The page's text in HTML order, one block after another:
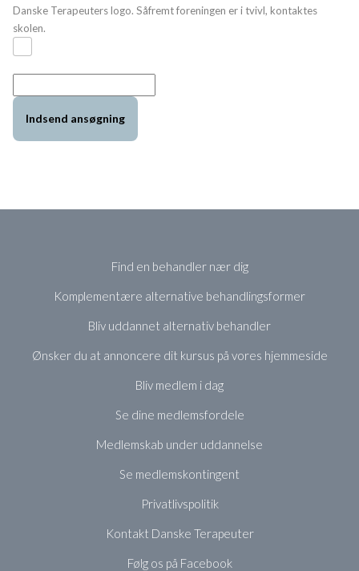
Danske Terapeuters logo. Såfremt foreningen er i tvivl, kontaktes
skolen.
Find en behandler nær dig
Komplementære alternative behandlingsformer
Bliv uddannet alternativ behandler
Ønsker du at annoncere dit kursus på vores hjemmeside
Bliv medlem i dag
Se dine medlemsfordele
Medlemskab under uddannelse
Se medlemskontingent
Privatlivspolitik
Kontakt Danske Terapeuter
Følg os på Facebook